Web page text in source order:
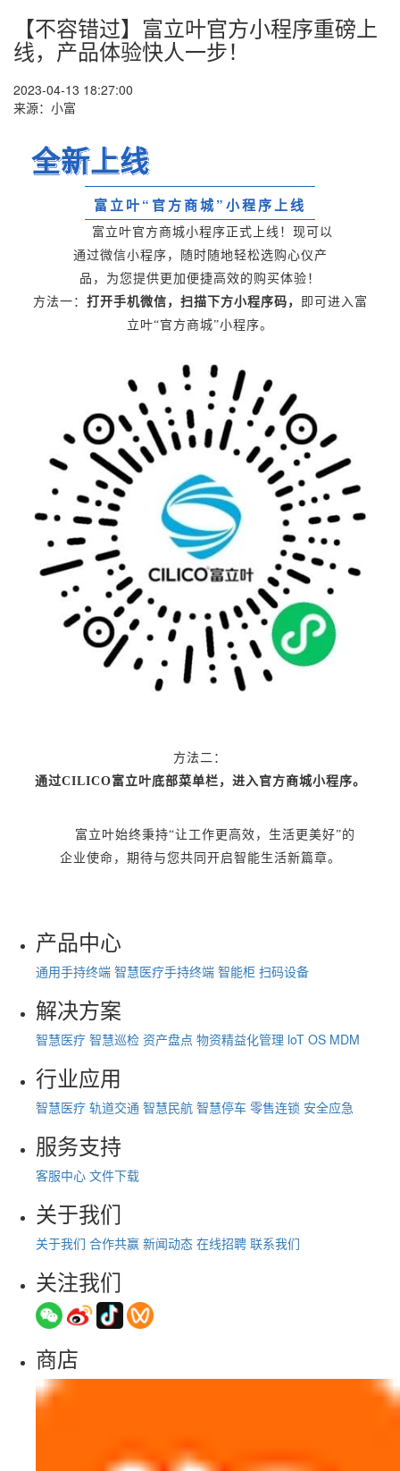
【不容错过】富立叶官方小程序重磅上
线，产品体验快人一步！
2023-04-13 18:27:00
来源：小富
全新上线
富立叶“官方商城”小程序上线
富立叶官方商城小程序正式上线！现可以
通过微信小程序，随时随地轻松选购心仪产
品，为您提供更加便捷高效的购买体验！
方法一： 打开手机微信，扫描下方小程序码，
即可进入富
立叶“官方商城”小程序。
方法二：
通过CILICO富立叶底部菜单栏，进入官方商城小程序。
富立叶始终秉持“让工作更高效，生活更美好”的
企业使命，期待与您共同开启智能生活新篇章。
产品中心
通用手持终端 智慧医疗手持终端 智能柜 扫码设备
解决方案
智慧医疗 智慧巡检 资产盘点 物资精益化管理 loT OS MDM
行业应用
智慧医疗 轨道交通 智慧民航 智慧停车 零售连锁 安全应急
服务支持
客服中心 文件下载
关于我们
关于我们 合作共赢 新闻动态 在线招聘 联系我们
关注我们
商店